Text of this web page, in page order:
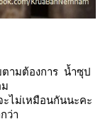
ามต้องการ น้ำซุป
ไม่เหมือนกันนะคะ
ว่า